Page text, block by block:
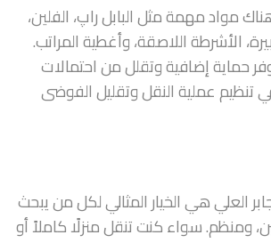
مواد مهمة مثل البابل راپ، الفلين،
الأشرطة اللاصقة، وأغطية المراتب.
حماية إضافية وتقلل من احتمالات
تنظيم عملية النقل وتقليل الفوضى
العلي هي الخيار المثالي لكل من يبحث
ومنظم. سواء كنت تنقل منزلًا كاملاً أو